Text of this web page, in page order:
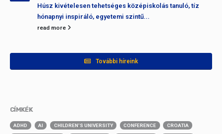
Húsz kivételesen tehetséges középiskolás tanuló, tíz
hónapnyi inspiráló, egyetemi szintű...
read more
További híreink
CÍMKÉK
ADHD AI CHILDREN'S UNIVERSITY CONFERENCE CROATIA